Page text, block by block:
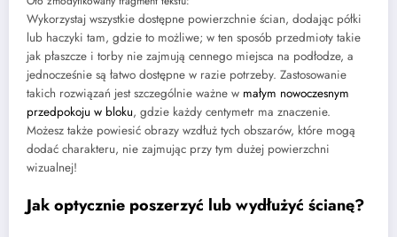
Wykorzystaj wszystkie dostępne powierzchnie ścian, dodając półki
lub haczyki tam, gdzie to możliwe; w ten sposób przedmioty takie
jak płaszcze i torby nie zajmują cennego miejsca na podłodze, a
jednocześnie są łatwo dostępne w razie potrzeby. Zastosowanie
takich rozwiązań jest szczególnie ważne w małym nowoczesnym
przedpokoju w bloku, gdzie każdy centymetr ma znaczenie.
Możesz także powiesić obrazy wzdłuż tych obszarów, które mogą
dodać charakteru, nie zajmując przy tym dużej powierzchni
wizualnej!
Jak optycznie poszerzyć lub wydłużyć ścianę?